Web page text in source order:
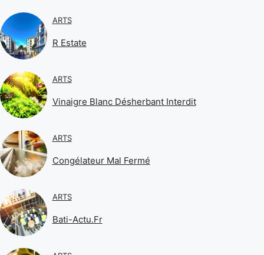
ARTS
R Estate
ARTS
Vinaigre Blanc Désherbant Interdit
ARTS
Congélateur Mal Fermé
ARTS
Bati-Actu.fr